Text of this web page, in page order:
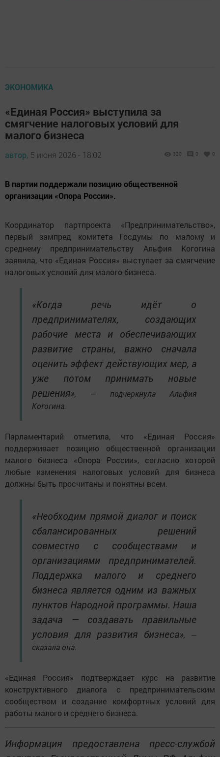
ЭКОНОМИКА
«Единая Россия» выступила за
смягчение налоговых условий для
малого бизнеса
автор, 5 июня 2026 - 18:02 320 0 0
В партии поддержали позицию общественной
организации «Опора России».
Координатор партпроекта «Предпринимательство»,
первый зампред комитета Госдумы по малому и
среднему предпринимательству Альфия Когогина
заявила, что «Единая Россия» выступает за смягчение
налоговых условий для малого бизнеса.
«Когда речь идёт о
предпринимателях, создающих
рабочие места и обеспечивающих
развитие страны, важно сначала
оценить эффект действующих мер, а
уже потом принимать новые
решения», — подчеркнула Альфия
Когогина.
Парламентарий отметила, что «Единая Россия»
поддерживает позицию общественной организации
малого бизнеса «Опора России», согласно которой
любые изменения налоговых условий для бизнеса
должны быть просчитаны и понятны всем.
«Необходим прямой диалог и поиск
сбалансированных решений
совместно с сообществами и
организациями предпринимателей.
Поддержка малого и среднего
бизнеса является одним из важных
пунктов Народной программы. Наша
задача — создавать правильные
условия для развития бизнеса», —
сказала она.
«Единая Россия» подтверждает курс на развитие
конструктивного диалога с предпринимательским
сообществом и создание комфортных условий для
работы малого и среднего бизнеса.
Информация предоставлена пресс-службой